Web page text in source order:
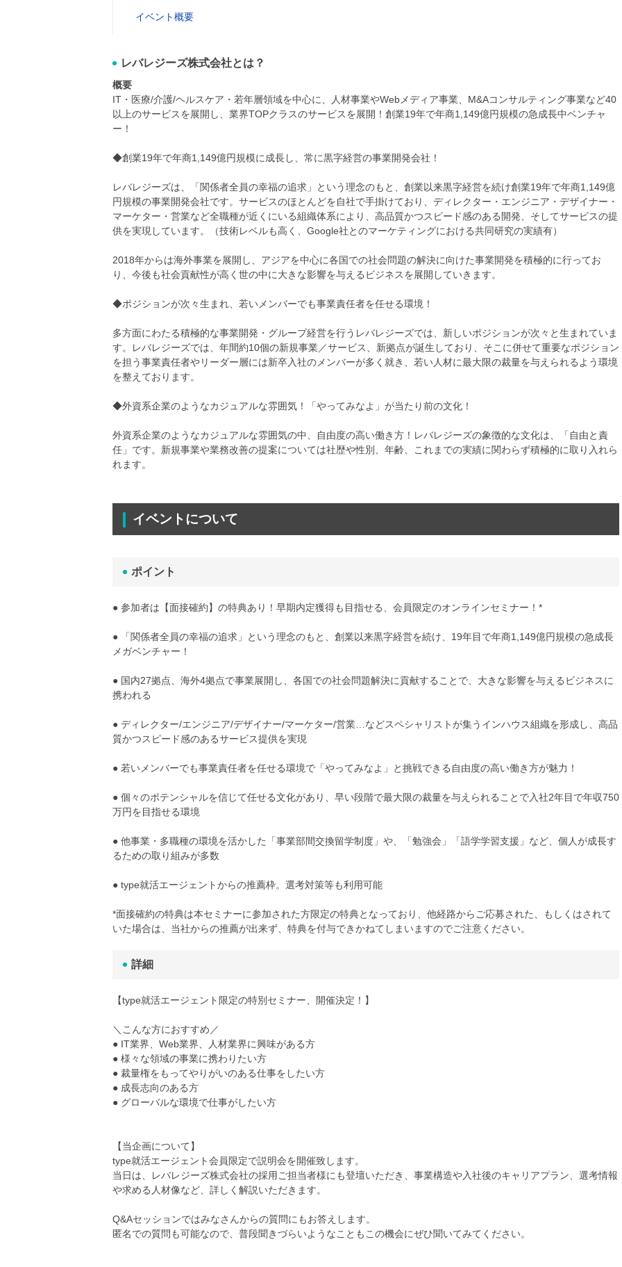
イベント概要
レバレジーズ株式会社とは？
概要
IT・医療/介護/ヘルスケア・若年層領域を中心に、人材事業やWebメディア事業、M&Aコンサルティング事業など40
以上のサービスを展開し、業界TOPクラスのサービスを展開！創業19年で年商1,149億円規模の急成長中ベンチャ
ー！
◆創業19年で年商1,149億円規模に成長し、常に黒字経営の事業開発会社！
レバレジーズは、「関係者全員の幸福の追求」という理念のもと、創業以来黒字経営を続け創業19年で年商1,149億
円規模の事業開発会社です。サービスのほとんどを自社で手掛けており、ディレクター・エンジニア・デザイナー・
マーケター・営業など全職種が近くにいる組織体系により、高品質かつスピード感のある開発、そしてサービスの提
供を実現しています。（技術レベルも高く、Google社とのマーケティングにおける共同研究の実績有）
2018年からは海外事業を展開し、アジアを中心に各国での社会問題の解決に向けた事業開発を積極的に行ってお
り、今後も社会貢献性が高く世の中に大きな影響を与えるビジネスを展開していきます。
◆ポジションが次々生まれ、若いメンバーでも事業責任者を任せる環境！
多方面にわたる積極的な事業開発・グループ経営を行うレバレジーズでは、新しいポジションが次々と生まれていま
す。レバレジーズでは、年間約10個の新規事業／サービス、新拠点が誕生しており、そこに併せて重要なポジション
を担う事業責任者やリーダー層には新卒入社のメンバーが多く就き、若い人材に最大限の裁量を与えられるよう環境
を整えております。
◆外資系企業のようなカジュアルな雰囲気！「やってみなよ」が当たり前の文化！
外資系企業のようなカジュアルな雰囲気の中、自由度の高い働き方！レバレジーズの象徴的な文化は、「自由と責
任」です。新規事業や業務改善の提案については社歴や性別、年齢、これまでの実績に関わらず積極的に取り入れら
れます。
イベントについて
ポイント
● 参加者は【面接確約】の特典あり！早期内定獲得も目指せる、会員限定のオンラインセミナー！*
● 「関係者全員の幸福の追求」という理念のもと、創業以来黒字経営を続け、19年目で年商1,149億円規模の急成長
メガベンチャー！
● 国内27拠点、海外4拠点で事業展開し、各国での社会問題解決に貢献することで、大きな影響を与えるビジネスに
携われる
● ディレクター/エンジニア/デザイナー/マーケター/営業…などスペシャリストが集うインハウス組織を形成し、高品
質かつスピード感のあるサービス提供を実現
● 若いメンバーでも事業責任者を任せる環境で「やってみなよ」と挑戦できる自由度の高い働き方が魅力！
● 個々のポテンシャルを信じて任せる文化があり、早い段階で最大限の裁量を与えられることで入社2年目で年収750
万円を目指せる環境
● 他事業・多職種の環境を活かした「事業部間交換留学制度」や、「勉強会」「語学学習支援」など、個人が成長す
るための取り組みが多数
● type就活エージェントからの推薦枠。選考対策等も利用可能
*面接確約の特典は本セミナーに参加された方限定の特典となっており、他経路からご応募された、もしくはされて
いた場合は、当社からの推薦が出来ず、特典を付与できかねてしまいますのでご注意ください。
詳細
【type就活エージェント限定の特別セミナー、開催決定！】
＼こんな方におすすめ／
● IT業界、Web業界、人材業界に興味がある方
● 様々な領域の事業に携わりたい方
● 裁量権をもってやりがいのある仕事をしたい方
● 成長志向のある方
● グローバルな環境で仕事がしたい方
【当企画について】
type就活エージェント会員限定で説明会を開催致します。
当日は、レバレジーズ株式会社の採用ご担当者様にも登壇いただき、事業構造や入社後のキャリアプラン、選考情報
や求める人材像など、詳しく解説いただきます。
Q&Aセッションではみなさんからの質問にもお答えします。
匿名での質問も可能なので、普段聞きづらいようなこともこの機会にぜひ聞いてみてください。